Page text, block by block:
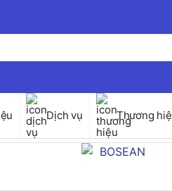
Dịch vụ Thương